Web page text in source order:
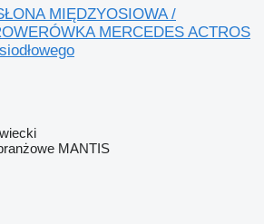
MIĘDZYOSIOWA /
MERCEDES ACTROS
MANTIS